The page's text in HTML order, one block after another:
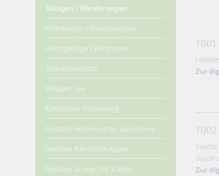
Tallagen | Wanderungen
Mittellagen | Wanderungen
Hochgebirge | Bergtouren
Zollnerseehütte
Wolayer See
Karnischer Höhenweg
Gerhard Hohenwarter, Geosphere
GeoPark Karnische Alpen
Desktop & App | AV Karten
Zur
T002
durch
Zur